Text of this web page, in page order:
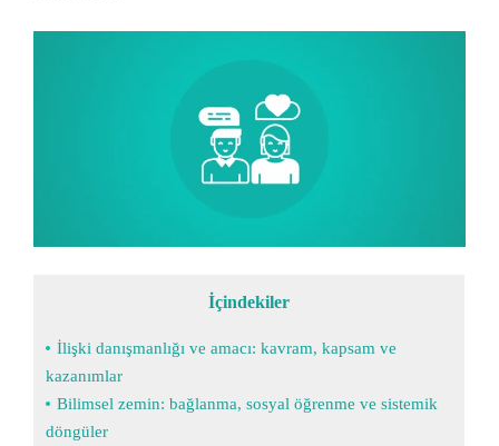
İçindekiler
İlişki danışmanlığı ve amacı: kavram, kapsam ve
kazanımlar
Bilimsel zemin: bağlanma, sosyal öğrenme ve sistemik
döngüler